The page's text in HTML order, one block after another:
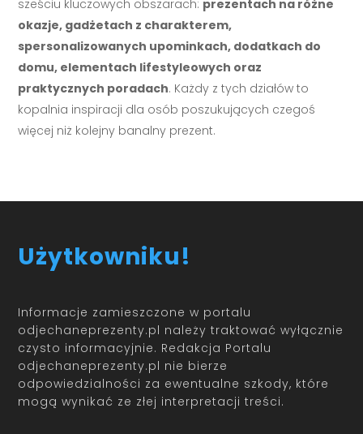
sześciu kluczowych obszarach: prezentach na różne
okazje, gadżetach z charakterem,
spersonalizowanych upominkach, dodatkach do
domu, elementach lifestyleowych oraz
praktycznych poradach. Każdy z tych działów to
kopalnia inspiracji dla osób poszukujących czegoś
więcej niż kolejny banalny prezent.
Użytkowniku!
Informacje zamieszczone w portalu
odjechaneprezenty.pl należy traktować wyłącznie
czysto informacyjnie. Redakcja Portalu
odjechaneprezenty.pl nie bierze
odpowiedzialności za ewentualne szkody, które
mogą wynikać ze złej interpretacji treści.